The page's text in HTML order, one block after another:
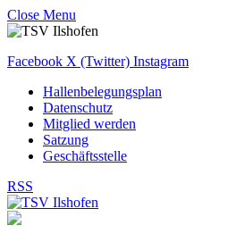
Close Menu
Facebook X (Twitter) Instagram
Hallenbelegungsplan
Datenschutz
Mitglied werden
Satzung
Geschäftsstelle
RSS